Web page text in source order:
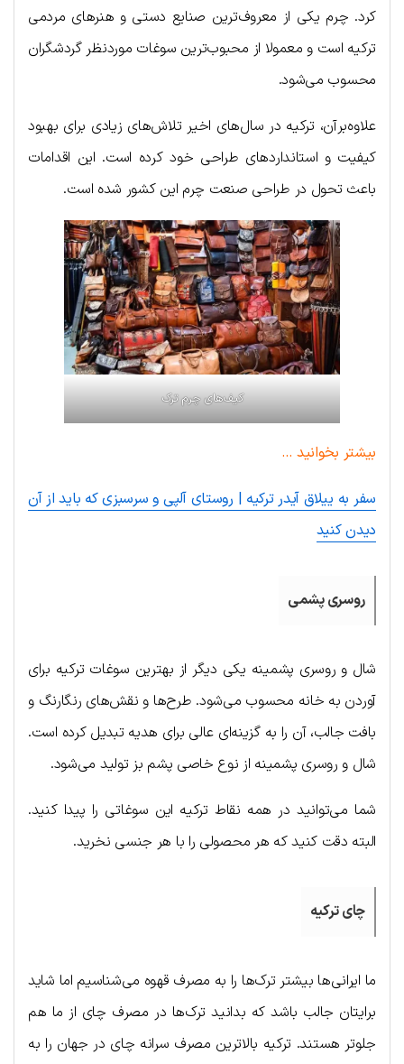
کرد. چرم یکی از معروف‌ترین صنایع دستی و هنرهای مردمی
ترکیه است و معمولا از محبوب‌ترین سوغات موردنظر گردشگران
محسوب می‌شود.
علاوه‌برآن، ترکیه در سال‌های اخیر تلاش‌های زیادی برای بهبود
کیفیت و استانداردهای طراحی خود کرده‌ است. این اقدامات
باعث تحول در طراحی صنعت چرم این کشور شده است.
کیف‌های چرم ترک
بیشتر بخوانید …
سفر به ییلاق آیدر ترکیه | روستای آلپی و سرسبزی که باید از آن
دیدن کنید
روسری پشمی
شال و روسری پشمینه یکی دیگر از بهترین سوغات ترکیه برای
آوردن به خانه محسوب می‌شود. طرح‌ها و نقش‌های رنگارنگ و
بافت جالب، آن را به گزینه‌ای عالی برای هدیه تبدیل کرده است.
شال و روسری پشمینه از نوع خاصی پشم بز تولید می‌شود.
شما می‌توانید در همه نقاط ترکیه این سوغاتی را پیدا کنید.
البته دقت کنید که هر محصولی را با هر جنسی نخرید.
چای ترکیه
ما ایرانی‌ها بیشتر ترک‌ها را به مصرف قهوه می‌شناسیم اما شاید
برایتان جالب باشد که بدانید ترک‌ها در مصرف چای از ما هم
جلوتر هستند. ترکیه بالاترین مصرف سرانه چای در جهان را به